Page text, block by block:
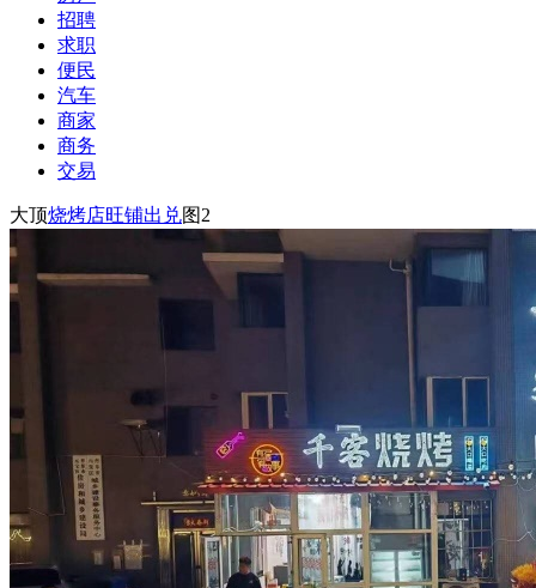
招聘
求职
便民
汽车
商家
商务
交易
大顶烧烤店旺铺出兑图2